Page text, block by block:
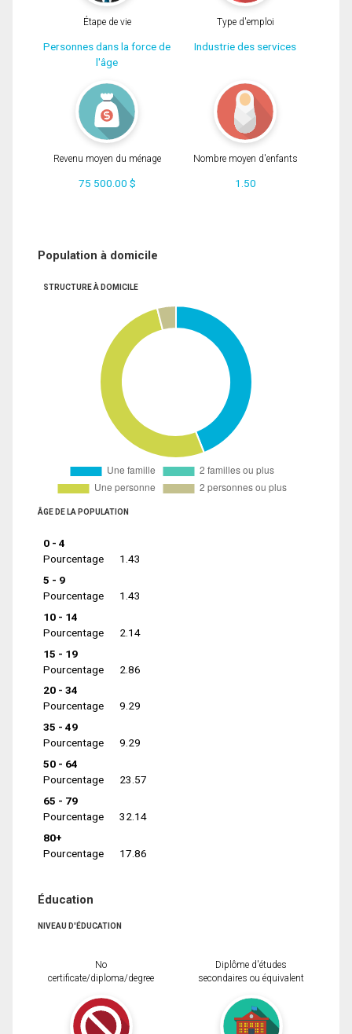
Étape de vie
Personnes dans la force de
l'âge
Type d'emploi
Industrie des services
Revenu moyen du ménage
75 500.00 $
Nombre moyen d'enfants
1.50
Population à domicile
STRUCTURE À DOMICILE
ÂGE DE LA POPULATION
0 - 4
Pourcentage
1.43
5 - 9
Pourcentage
1.43
10 - 14
Pourcentage
2.14
15 - 19
Pourcentage
2.86
20 - 34
Pourcentage
9.29
35 - 49
Pourcentage
9.29
50 - 64
Pourcentage
23.57
65 - 79
Pourcentage
32.14
80+
Pourcentage
17.86
Éducation
NIVEAU D'ÉDUCATION
No
certificate/diploma/degree
Diplôme d'études
secondaires ou équivalent